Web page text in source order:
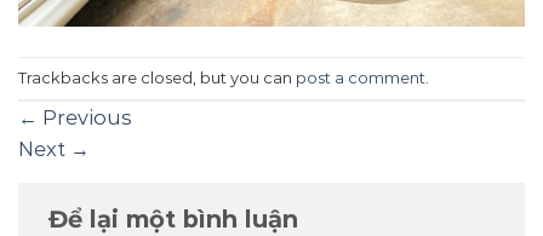
Trackbacks are closed, but you can post a comment.
← Previous
Next →
Để lại một bình luận